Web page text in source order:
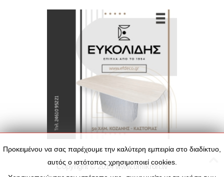
Προκειμένου να σας παρέχουμε την καλύτερη εμπειρία στο διαδίκτυο,
αυτός ο ιστότοπος χρησιμοποιεί cookies.
Copyright © 2014www.omikron.tv